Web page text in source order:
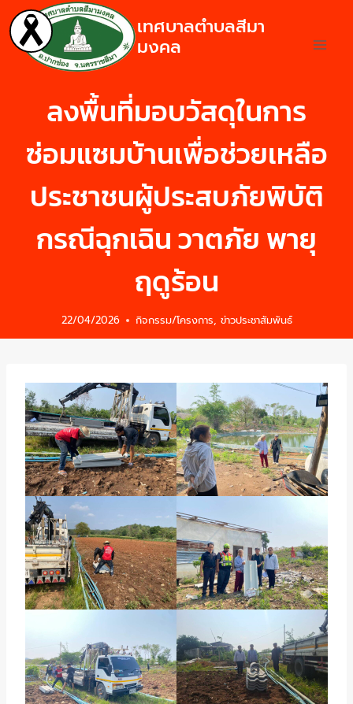
เทศบาลตำบลสีมา
มงคล
ลงพื้นที่มอบวัสดุในการ
ซ่อมแซมบ้านเพื่อช่วยเหลือ
ประชาชนผู้ประสบภัยพิบัติ
กรณีฉุกเฉิน วาตภัย พายุ
ฤดูร้อน
22/04/2026 กิจกรรม/โครงการ, ข่าวประชาสัมพันธ์